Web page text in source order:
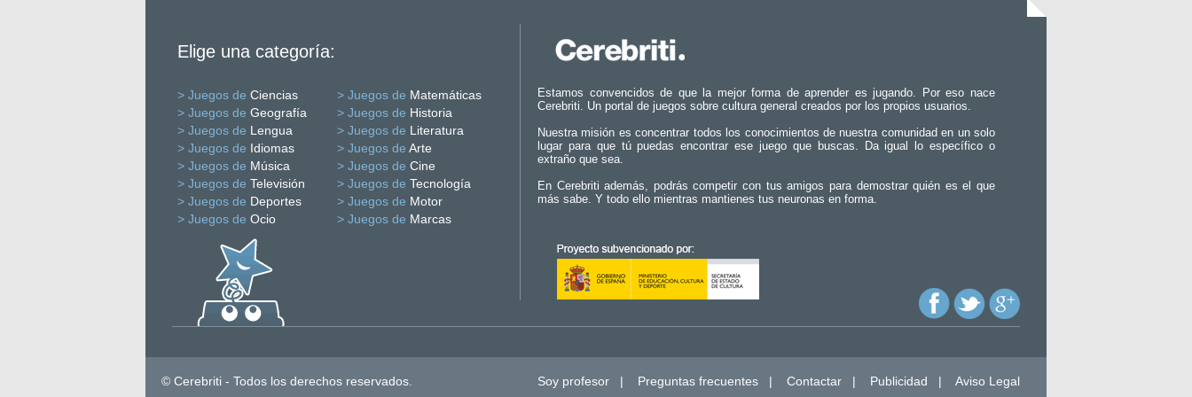
Elige una categoría:
> Juegos de Ciencias > Juegos de Matemáticas
> Juegos de Geografía > Juegos de Historia
> Juegos de Lengua > Juegos de Literatura
> Juegos de Idiomas > Juegos de Arte
> Juegos de Música > Juegos de Cine
> Juegos de Televisión > Juegos de Tecnología
> Juegos de Deportes > Juegos de Motor
> Juegos de Ocio > Juegos de Marcas
Estamos convencidos de que la mejor forma de aprender es jugando. Por eso nace
Cerebriti. Un portal de juegos sobre cultura general creados por los propios usuarios.
Nuestra misión es concentrar todos los conocimientos de nuestra comunidad en un solo
lugar para que tú puedas encontrar ese juego que buscas. Da igual lo específico o
extraño que sea.
En Cerebriti además, podrás competir con tus amigos para demostrar quién es el que
más sabe. Y todo ello mientras mantienes tus neuronas en forma.
© Cerebriti - Todos los derechos reservados. Soy profesor | Preguntas frecuentes | Contactar | Publicidad | Aviso Legal